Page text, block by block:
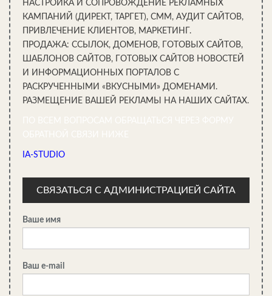
Источник
НАСТРОЙКА И СОПРОВОЖДЕНИЕ РЕКЛАМНЫХ
КАМПАНИЙ (ДИРЕКТ, ТАРГЕТ), СММ, АУДИТ САЙТОВ,
ПРИВЛЕЧЕНИЕ КЛИЕНТОВ, МАРКЕТИНГ.
ПРОДАЖА: ССЫЛОК, ДОМЕНОВ, ГОТОВЫХ САЙТОВ,
ШАБЛОНОВ САЙТОВ, ГОТОВЫХ САЙТОВ НОВОСТЕЙ
И ИНФОРМАЦИОННЫХ ПОРТАЛОВ С
РАСКРУЧЕННЫМИ «ВКУСНЫМИ» ДОМЕНАМИ.
РАЗМЕЩЕНИЕ ВАШЕЙ РЕКЛАМЫ НА НАШИХ САЙТАХ.
IA-STUDIO
СВЯЗАТЬСЯ С АДМИНИСТРАЦИЕЙ САЙТА
Ваше имя
Ваш e-mail